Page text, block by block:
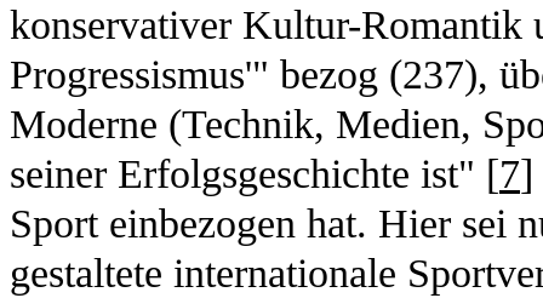
konservativer Kultur-Romantik
Progressismus'" bezog (237),
Moderne (Technik, Medien,
seiner Erfolgsgeschichte ist" [7]
Sport einbezogen hat. Hier sei
gestaltete internationale